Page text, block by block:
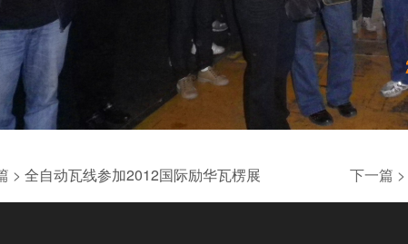
> 全自动瓦线参加2012国际励华瓦楞展 下一篇 >